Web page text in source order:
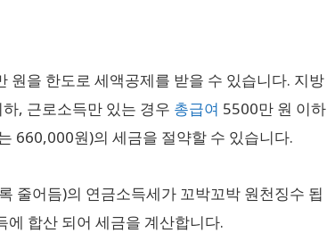
을 한도로 세액공제를 받을 수 있습니다. 지방
, 근로소득만 있는 경우 총급여 5500만 원 이하
660,000원)의 세금을 절약할 수 있습니다.
줄어듬)의 연금소득세가 꼬박꼬박 원천징수 됩
합산 되어 세금을 계산합니다.